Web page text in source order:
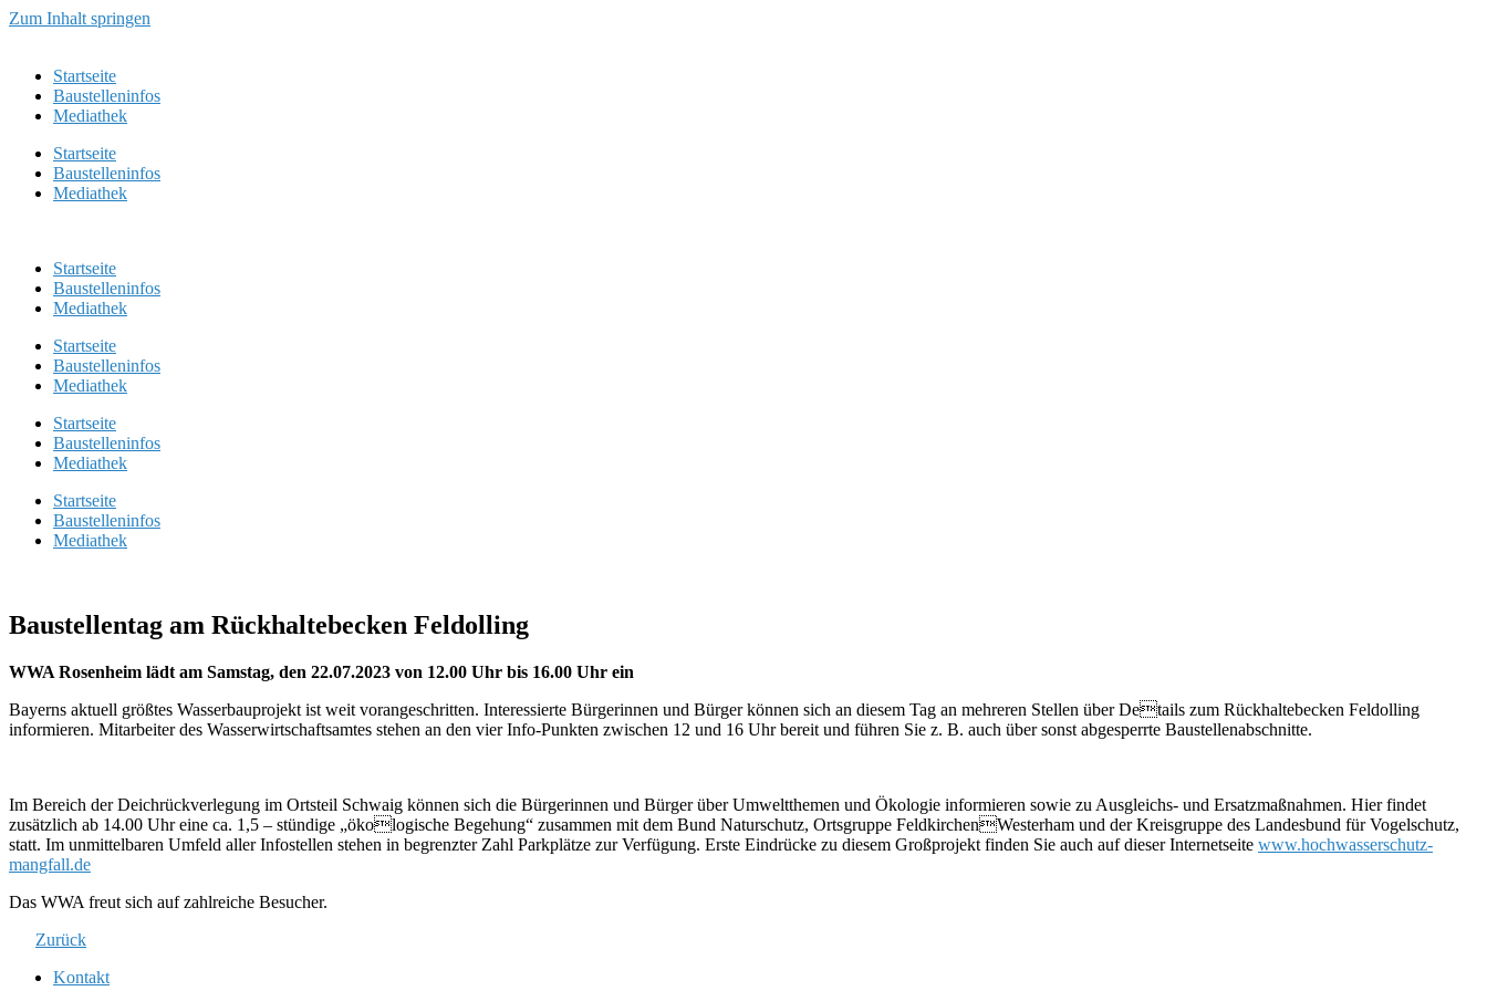
Zum Inhalt springen
Startseite
Baustelleninfos
Mediathek
Startseite
Baustelleninfos
Mediathek
Startseite
Baustelleninfos
Mediathek
Startseite
Baustelleninfos
Mediathek
Startseite
Baustelleninfos
Mediathek
Startseite
Baustelleninfos
Mediathek
Baustellentag am Rückhaltebecken Feldolling
WWA Rosenheim lädt am Samstag, den 22.07.2023 von 12.00 Uhr bis 16.00 Uhr ein
Bayerns aktuell größtes Wasserbauprojekt ist weit vorangeschritten. Interessierte Bürgerinnen und Bürger können sich an diesem Tag an mehreren Stellen über Details zum Rückhaltebecken Feldolling
informieren. Mitarbeiter des Wasserwirtschaftsamtes stehen an den vier Info-Punkten zwischen 12 und 16 Uhr bereit und führen Sie z. B. auch über sonst abgesperrte Baustellenabschnitte.
Im Bereich der Deichrückverlegung im Ortsteil Schwaig können sich die Bürgerinnen und Bürger über Umweltthemen und Ökologie informieren sowie zu Ausgleichs- und Ersatzmaßnahmen. Hier findet
zusätzlich ab 14.00 Uhr eine ca. 1,5 – stündige „ökologische Begehung“ zusammen mit dem Bund Naturschutz, Ortsgruppe FeldkirchenWesterham und der Kreisgruppe des Landesbund für Vogelschutz,
statt. Im unmittelbaren Umfeld aller Infostellen stehen in begrenzter Zahl Parkplätze zur Verfügung. Erste Eindrücke zu diesem Großprojekt finden Sie auch auf dieser Internetseite www.hochwasserschutz-
mangfall.de
Das WWA freut sich auf zahlreiche Besucher.
Zurück
Kontakt